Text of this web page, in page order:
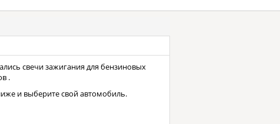
свечи зажигания для бензиновых
.
и выберите свой автомобиль.